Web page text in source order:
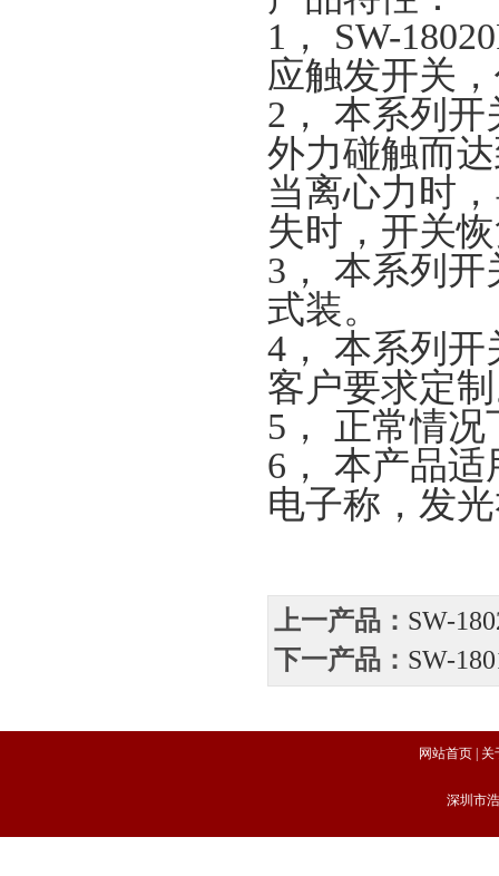
1， SW-
应触发开关
2， 本系列开
外力碰触而
当离心力时
失时，开关
3， 本系列开
式装。
4， 本系列开
客户要求定
5， 正常情况
6， 本产品适
电子称，发
上一产品： SW-
下一产品： SW-
网站首页 关
深圳市